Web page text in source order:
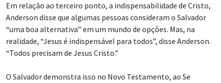
Em relação ao terceiro ponto, a indispensabilidade de Cristo,
Anderson disse que algumas pessoas consideram o Salvador
“uma boa alternativa” em um mundo de opções. Mas, na
realidade, “Jesus é indispensável para todos”, disse Anderson.
“Todos precisam de Jesus Cristo.”
O Salvador demonstra isso no Novo Testamento, ao Se